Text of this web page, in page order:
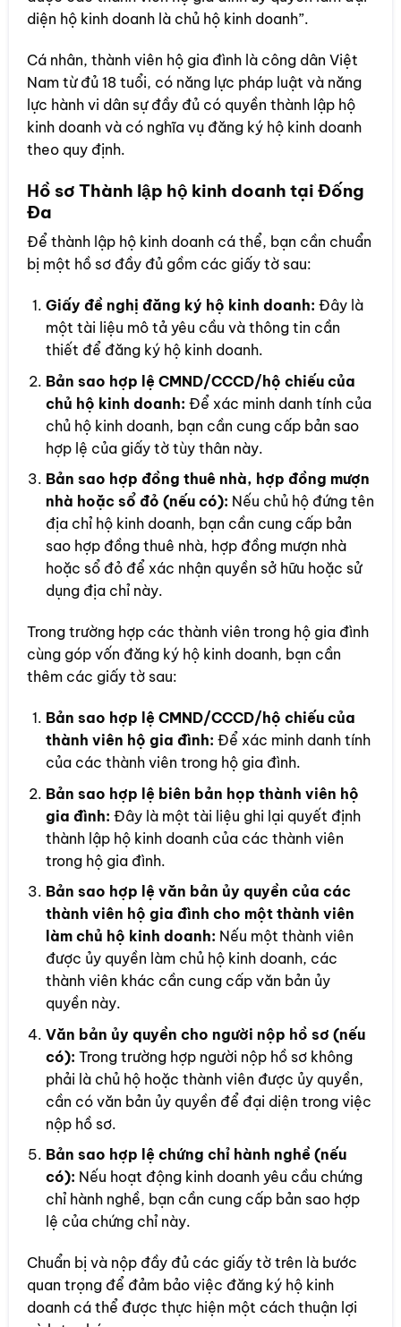
diện hộ kinh doanh là chủ hộ kinh doanh”.
Cá nhân, thành viên hộ gia đình là công dân Việt
Nam từ đủ 18 tuổi, có năng lực pháp luật và năng
lực hành vi dân sự đầy đủ có quyền thành lập hộ
kinh doanh và có nghĩa vụ đăng ký hộ kinh doanh
theo quy định.
Hồ sơ Thành lập hộ kinh doanh tại Đống
Đa
Để thành lập hộ kinh doanh cá thể, bạn cần chuẩn
bị một hồ sơ đầy đủ gồm các giấy tờ sau:
Giấy đề nghị đăng ký hộ kinh doanh: Đây là
một tài liệu mô tả yêu cầu và thông tin cần
thiết để đăng ký hộ kinh doanh.
Bản sao hợp lệ CMND/CCCD/hộ chiếu của
chủ hộ kinh doanh: Để xác minh danh tính của
chủ hộ kinh doanh, bạn cần cung cấp bản sao
hợp lệ của giấy tờ tùy thân này.
Bản sao hợp đồng thuê nhà, hợp đồng mượn
nhà hoặc sổ đỏ (nếu có): Nếu chủ hộ đứng tên
địa chỉ hộ kinh doanh, bạn cần cung cấp bản
sao hợp đồng thuê nhà, hợp đồng mượn nhà
hoặc sổ đỏ để xác nhận quyền sở hữu hoặc sử
dụng địa chỉ này.
Trong trường hợp các thành viên trong hộ gia đình
cùng góp vốn đăng ký hộ kinh doanh, bạn cần
thêm các giấy tờ sau:
Bản sao hợp lệ CMND/CCCD/hộ chiếu của
thành viên hộ gia đình: Để xác minh danh tính
của các thành viên trong hộ gia đình.
Bản sao hợp lệ biên bản họp thành viên hộ
gia đình: Đây là một tài liệu ghi lại quyết định
thành lập hộ kinh doanh của các thành viên
trong hộ gia đình.
Bản sao hợp lệ văn bản ủy quyền của các
thành viên hộ gia đình cho một thành viên
làm chủ hộ kinh doanh: Nếu một thành viên
được ủy quyền làm chủ hộ kinh doanh, các
thành viên khác cần cung cấp văn bản ủy
quyền này.
Văn bản ủy quyền cho người nộp hồ sơ (nếu
có): Trong trường hợp người nộp hồ sơ không
phải là chủ hộ hoặc thành viên được ủy quyền,
cần có văn bản ủy quyền để đại diện trong việc
nộp hồ sơ.
Bản sao hợp lệ chứng chỉ hành nghề (nếu
có): Nếu hoạt động kinh doanh yêu cầu chứng
chỉ hành nghề, bạn cần cung cấp bản sao hợp
lệ của chứng chỉ này.
Chuẩn bị và nộp đầy đủ các giấy tờ trên là bước
quan trọng để đảm bảo việc đăng ký hộ kinh
doanh cá thể được thực hiện một cách thuận lợi